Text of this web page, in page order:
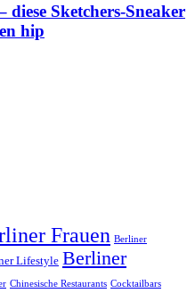
diese Sketchers-Sneaker
hip
Frauen Berliner
Lifestyle Berliner
Chinesische Restaurants Cocktailbars